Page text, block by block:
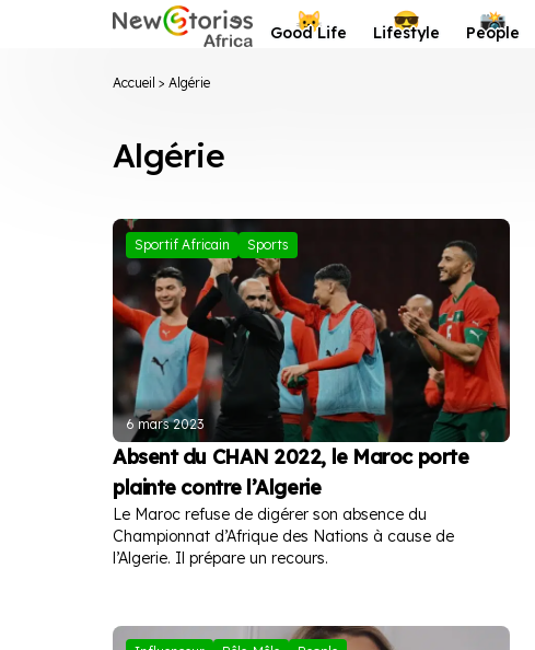
Newstories Africa 😺
Good Life 😎
Lifestyle 📸
People
Accueil > Algérie
Algérie
Sportif Africain Sports
6 mars 2023
Absent du CHAN 2022, le Maroc porte
plainte contre l’Algerie
Le Maroc refuse de digérer son absence du
Championnat d’Afrique des Nations à cause de
l’Algerie. Il prépare un recours.